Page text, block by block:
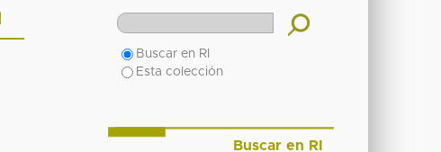
Buscar en RI
Esta colección
Buscar en RI